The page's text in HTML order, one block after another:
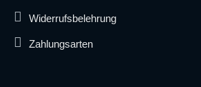
Widerrufsbelehrung
Zahlungsarten